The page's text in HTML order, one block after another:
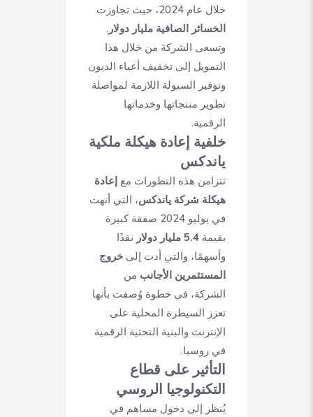
خلال عام 2024، حيث تجاوزت
الخسائر الصافية مليار دولار .
وتسعى الشركة من خلال هذا
التمويل إلى تخفيف أعباء الديون
وتوفير السيولة اللازمة لمواصلة
تطوير منتجاتها وخدماتها
الرقمية.
خلفية إعادة هيكلة ملكية
ياندكس
تتزامن هذه التطورات مع إعادة
هيكلة شركة ياندكس، التي أنهت
في يوليو 2024 صفقة كبيرة
بقيمة 5.4 مليار دولار
نقدًا
وأسهمًا، والتي أدت إلى خروج
المستثمرين الأجانب من
الشركة، في خطوة وُصفت بأنها
تعزز السيطرة المحلية على
الإنترنت والبنية التحتية الرقمية
في روسيا.
التأثير على قطاع
التكنولوجيا الروسي
يُنظر إلى دخول مساهم في